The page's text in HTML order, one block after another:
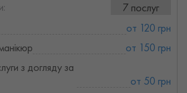
7 послуг
от 120 грн
от 150 грн
з догляду за
от 50 грн